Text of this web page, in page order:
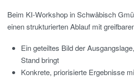
Beim KI-Workshop in Schwäbisch
einen strukturierten Ablauf mit
Ein geteiltes Bild der
Stand bringt
Konkrete, priorisierte Ergebnisse